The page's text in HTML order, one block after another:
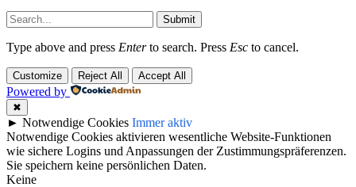
Submit
Type above and press Enterto search. Press Esc to cancel.
Customize Reject All Accept All
Powered by
✖
► Notwendige Cookies Immer aktiv
Notwendige Cookies aktivieren wesentliche Website-Funktionen
wie sichere Logins und Anpassungen der Zustimmungspräferenzen.
Sie speichern keine persönlichen Daten.
Keine